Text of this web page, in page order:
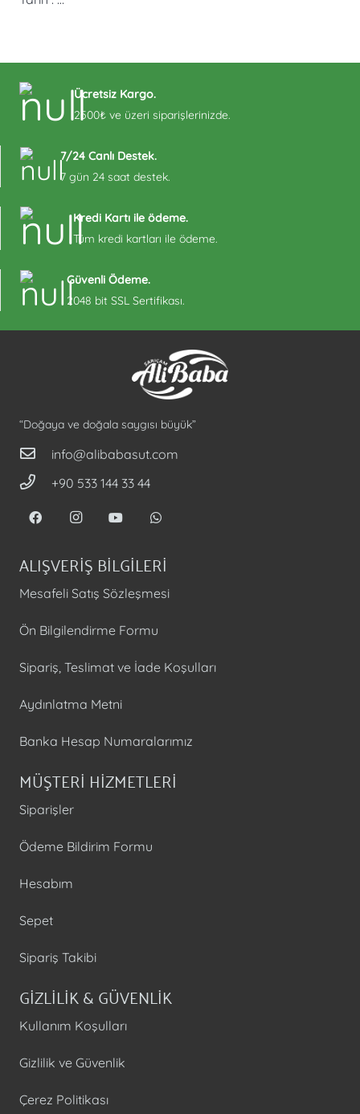
Ücretsiz Kargo.
2500₺ ve üzeri siparişlerinizde.
7/24 Canlı Destek.
7 gün 24 saat destek.
Kredi Kartı ile ödeme.
Tüm kredi kartları ile ödeme.
Güvenli Ödeme.
2048 bit SSL Sertifikası.
“Doğaya ve doğala saygısı büyük”
info@alibabasut.com
+90 533 144 33 44
ALIŞVERİŞ BİLGİLERİ
Mesafeli Satış Sözleşmesi
Ön Bilgilendirme Formu
Sipariş, Teslimat ve İade Koşulları
Aydınlatma Metni
Banka Hesap Numaralarımız
MÜŞTERİ HİZMETLERİ
Siparişler
Ödeme Bildirim Formu
Hesabım
Sepet
Sipariş Takibi
GİZLİLİK & GÜVENLİK
Kullanım Koşulları
Gizlilik ve Güvenlik
Çerez Politikası